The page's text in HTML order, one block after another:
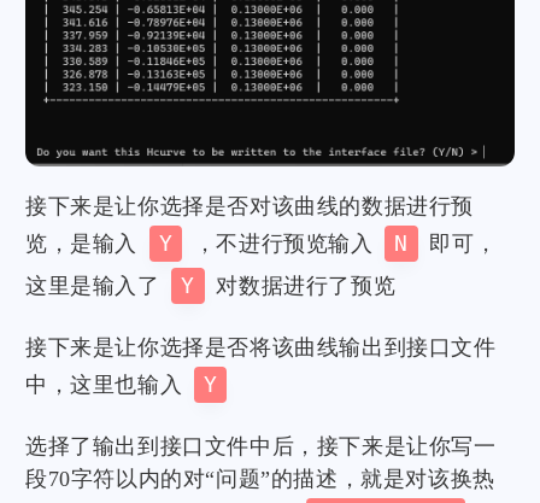
接下来是让你选择是否对该曲线的数据进行预
览，是输入
Y ，不进行预览输入 N
即可，
这里是输入了
Y 对数据进行了预览
接下来是让你选择是否将该曲线输出到接口文件
中，这里也输入
Y
选择了输出到接口文件中后，接下来是让你写一
段70字符以内的对“问题”的描述，就是对该换热